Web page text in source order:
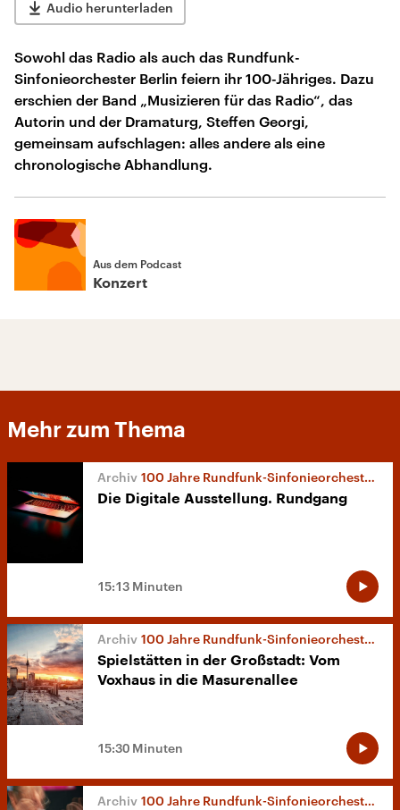
Audio herunterladen
Sowohl das Radio als auch das Rundfunk-
Sinfonieorchester Berlin feiern ihr 100-Jähriges. Dazu
erschien der Band „Musizieren für das Radio“, das
Autorin und der Dramaturg, Steffen Georgi,
gemeinsam aufschlagen: alles andere als eine
chronologische Abhandlung.
Aus dem Podcast
Konzert
Mehr zum Thema
100 Jahre Rundfunk-Sinfonieorchester Berlin
Die Digitale Ausstellung. Rundgang
15:13 Minuten
100 Jahre Rundfunk-Sinfonieorchester Berlin
Spielstätten in der Großstadt: Vom
Voxhaus in die Masurenallee
15:30 Minuten
100 Jahre Rundfunk-Sinfonieorchester Berlin